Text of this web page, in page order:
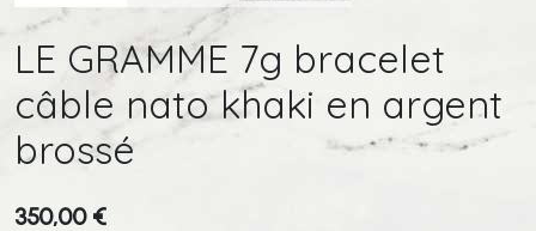
LE GRAMME 7g bracelet
câble nato khaki en argent
brossé
350,00 €